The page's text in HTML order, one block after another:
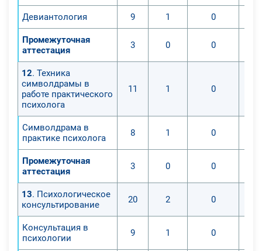
Девиантология 9 1 0
Промежуточная
аттестация
3 0 0
12. Техника
символдрамы в
работе практического
психолога
11 1 0
Символдрама в
практике психолога
8 1 0
Промежуточная
аттестация
3 0 0
13. Психологическое
консультирование
20 2 0
Консультация в
психологии
9 1 0